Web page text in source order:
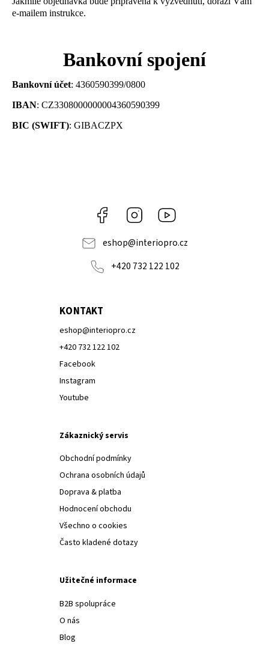
e-mailem instrukce.
Bankovní spojení
Bankovní účet: 4360590399/0800
IBAN: CZ3308000000004360590399
BIC (SWIFT): GIBACZPX
Facebook Instagram
eshop@interiopro.cz
+420 732 122 102
KONTAKT
eshop@interiopro.cz
+420 732 122 102
Facebook
Instagram
Youtube
Zákaznický servis
Obchodní podmínky
Ochrana osobních údajů
Doprava & platba
Hodnocení obchodu
Všechno o cookies
Často kladené dotazy
Užitečné informace
B2B spolupráce
O nás
Blog